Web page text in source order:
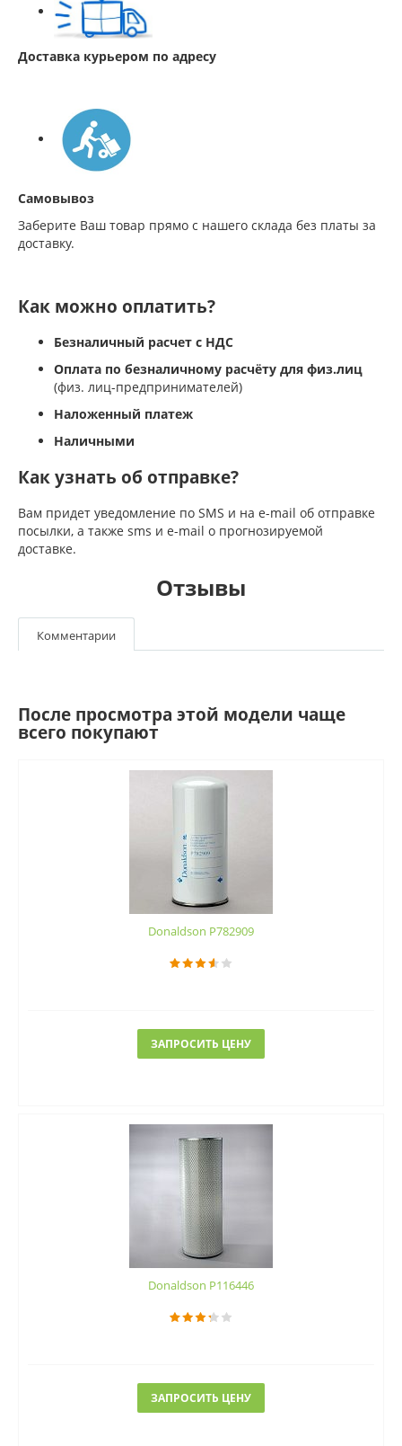
Доставка курьером по адресу
Самовывоз
Заберите Ваш товар прямо с нашего склада без платы за
доставку.
Как можно оплатить?
Безналичный расчет с НДС
Оплата по безналичному расчёту для физ.лиц
(физ. лиц-предпринимателей)
Наложенный платеж
Наличными
Как узнать об отправке?
Вам придет уведомление по SMS и на e-mail об отправке
посылки, а также sms и e-mail о прогнозируемой
доставке.
Отзывы
Комментарии
После просмотра этой модели чаще
всего покупают
Donaldson P782909
ЗАПРОСИТЬ ЦЕНУ
Donaldson P116446
ЗАПРОСИТЬ ЦЕНУ